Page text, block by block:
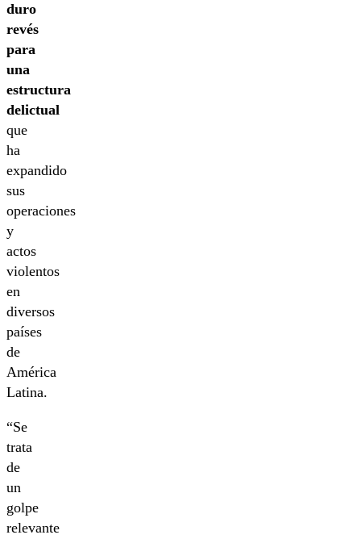
duro
revés
para
una
estructura
delictual
que
ha
expandido
sus
operaciones
y
actos
violentos
en
diversos
países
de
América
Latina.
“Se
trata
de
un
golpe
relevante